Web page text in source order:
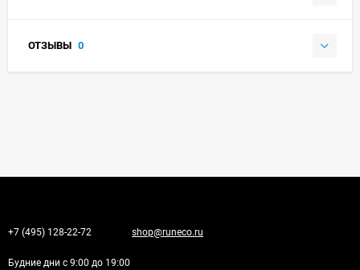
ОТЗЫВЫ 0
+7 (495) 128-22-72 shop@runeco.ru
Будние дни с 9:00 до 19:00